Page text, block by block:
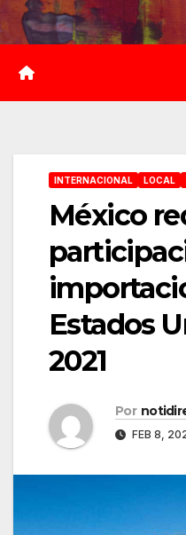
Saltar
al
contenido
INTERNACIONAL LOCAL
México
Estados
2021
Por
FEB 8,